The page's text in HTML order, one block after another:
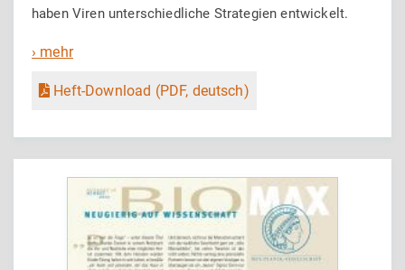
haben Viren unterschiedliche Strategien entwickelt.
› mehr
Heft-Download (PDF, deutsch)